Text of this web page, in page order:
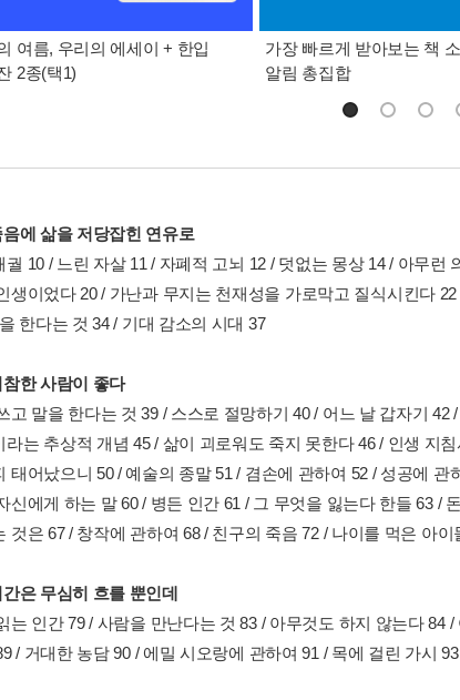
여름, 우리의 에세이 + 한입
2종(택1)
가장 빠르게 받아보는 책
알림 총집합
음에 삶을 저당잡힌 연유로
궐 10 / 느린 자살 11 / 자폐적 고뇌 12 / 덧없는 몽상 14 / 아무런
생이었다 20 / 가난과 무지는 천재성을 가로막고 질식시킨다
한다는 것 34 / 기대 감소의 시대 37
한 사람이 좋다
고 말을 한다는 것 39 / 스스로 절망하기 40 / 어느 날 갑자기
라는 추상적 개념 45 / 삶이 괴로워도 죽지 못한다 46 / 인생 지
태어났으니 50 / 예술의 종말 51 / 겸손에 관하여 52 / 성공에
신에게 하는 말 60 / 병든 인간 61 / 그 무엇을 잃는다 한들 63 /
것은 67 / 창작에 관하여 68 / 친구의 죽음 72 / 나이를 먹은 아
은 무심히 흐를 뿐인데
는 인간 79 / 사람을 만난다는 것 83 / 아무것도 하지 않는다 84
/ 거대한 농담 90 / 에밀 시오랑에 관하여 91 / 목에 걸린 가시